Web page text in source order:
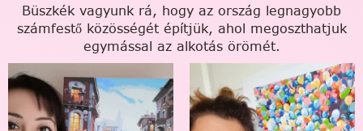
Büszkék vagyunk rá, hogy az ország legnagyobb
számfestő közösségét építjük, ahol megoszthatjuk
egymással az alkotás örömét.